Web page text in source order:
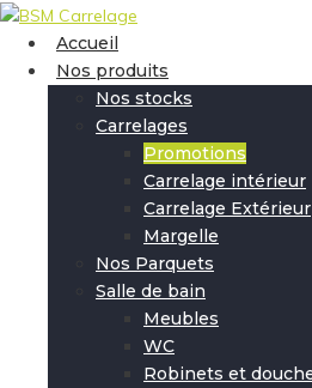
Accueil
Nos produits
Nos stocks
Carrelages
Promotions
Carrelage intérieur
Carrelage Extérieur
Margelle
Nos Parquets
Salle de bain
Meubles
WC
Robinets et